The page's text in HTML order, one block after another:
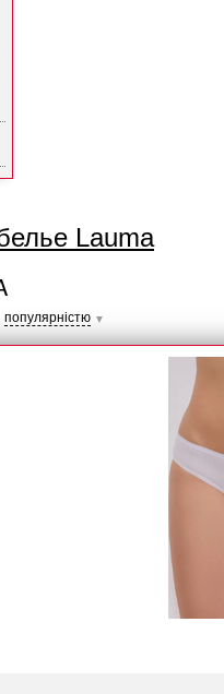
Lauma
популярністю ▼